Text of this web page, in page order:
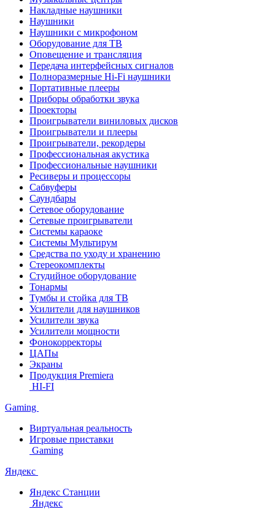
Накладные наушники
Наушники
Наушники с микрофоном
Оборудование для ТВ
Оповещение и трансляция
Передача интерфейсных сигналов
Полноразмерные Hi-Fi наушники
Портативные плееры
Приборы обработки звука
Проекторы
Проигрыватели виниловых дисков
Проигрыватели и плееры
Проигрыватели, рекордеры
Профессиональная акустика
Профессиональные наушники
Ресиверы и процессоры
Сабвуферы
Саундбары
Сетевое оборудование
Сетевые проигрыватели
Системы караоке
Системы Мультирум
Средства по уходу и хранению
Стереокомплекты
Студийное оборудование
Тонармы
Тумбы и стойка для ТВ
Усилители для наушников
Усилители звука
Усилители мощности
Фонокорректоры
ЦАПы
Экраны
Продукция Premiera
HI-FI
Gaming
Виртуальная реальность
Игровые приставки
Gaming
Яндекс
Яндекс Станции
Яндекс